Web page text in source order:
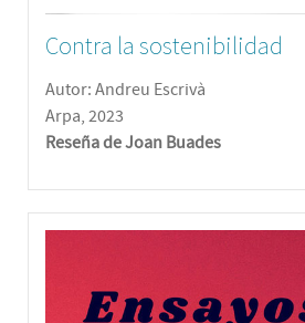
Contra la sostenibilidad
Autor: Andreu Escrivà
Arpa, 2023
Reseña de Joan Buades